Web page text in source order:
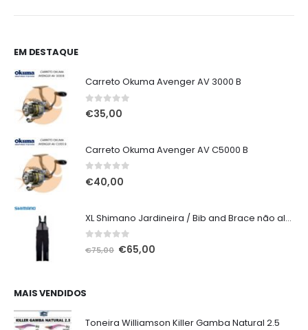
EM DESTAQUE
Carreto Okuma Avenger AV 3000 B
0out of 5
€35,00
Carreto Okuma Avenger AV C5000 B
0out of 5
€40,00
XL Shimano Jardineira / Bib and Brace não alcochoada preta
out of 5
€75,00 O
€65,00
MAIS VENDIDOS
Toneira Williamson Killer Gamba Natural 2.5